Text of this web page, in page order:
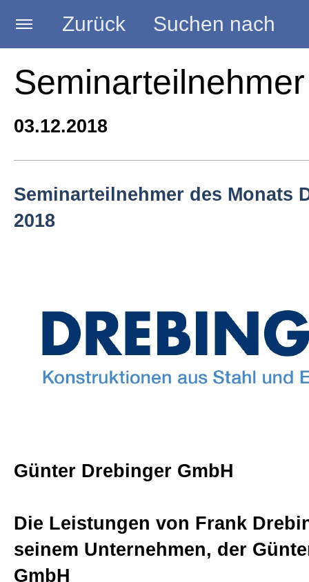
Zurück Suchen nach
Startseite
BLOG HANDWERK
Seminare
Beratungen
Bücher
Newsletter
Seminarteilnehmer
03.12.2018
Seminarteilnehmer des Monats
2018
Günter Drebinger GmbH
Die Leistungen von Frank
seinem Unternehmen, der
GmbH